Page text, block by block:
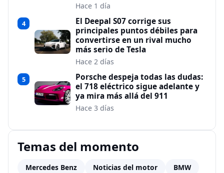
Hace 1 día
4
El Deepal S07 corrige sus
principales puntos débiles para
convertirse en un rival mucho
más serio de Tesla
Hace 2 días
5
Porsche despeja todas las dudas:
el 718 eléctrico sigue adelante y
ya mira más allá del 911
Hace 3 días
Temas del momento
Mercedes Benz Noticias del motor
BMW